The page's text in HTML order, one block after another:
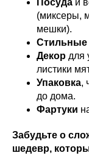
(миксеры,
мешки).
Стильные
Декор для
листики
Упаковка,
до дома.
Фартуки
Забудьте о
шедевр,